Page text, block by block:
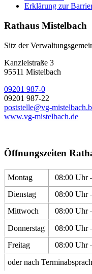
Erklärung zur
Rathaus Mistelbach
Sitz der
Kanzleistraße 3
95511 Mistelbach
09201 987-0
09201 987-22
poststelle@vg-
www.vg-mistelbach.de
Öffnungszeiten
Montag 08:00 Uhr
Dienstag
08:00 Uhr
Mittwoch
08:00 Uhr
Donnerstag
08:00 Uhr
Freitag
08:00 Uhr
oder nach